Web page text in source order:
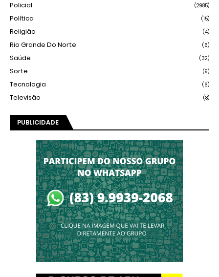
Policial (2985)
Política (15)
Religião (4)
Rio Grande Do Norte (6)
Saúde (32)
Sorte (9)
Tecnologia (6)
Televisão (8)
PUBLICIDADE